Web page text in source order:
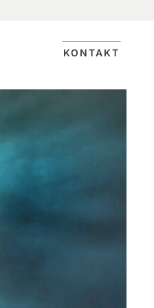
KONTAKT